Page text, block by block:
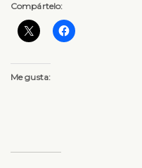
Compártelo:
Me gusta: